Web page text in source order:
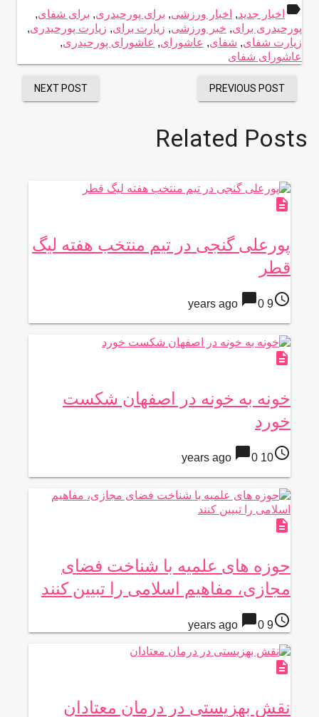
label اخبار جدید, اخبار ورزشی, برای پورحیدری, برای شفای,
پورحیدری برای, خبر ورزشی, زیارت برای, زیارت پورحیدری,
زیارت شفای, شفای, عاشورای, عاشورای پورحیدری,
عاشورای شفای
PREVIOUS POST
NEXT POST
Related Posts
description
پورعلی گنجی در تیم منتخب هفته لیگ
قطر
access_time
9 years ago
chat_bubble0
description
خونه به خونه در اصفهان شکست
خورد
access_time
10 years ago
chat_bubble0
description
حوزه های علمیه با شناخت فضای
مجازی، مفاهیم اسلامی را تبیین کنند
access_time
9 years ago
chat_bubble0
description
نقش بهزیستی در درمان معتادان